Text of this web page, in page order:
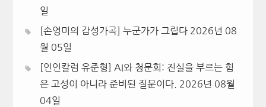
일
[손영미의 감성가곡] 누군가가 그립다 2026년 08
월 05일
[인인칼럼 유준형] AI와 청문회: 진실을 부르는 힘
은 고성이 아니라 준비된 질문이다.
2026년 08월
04일